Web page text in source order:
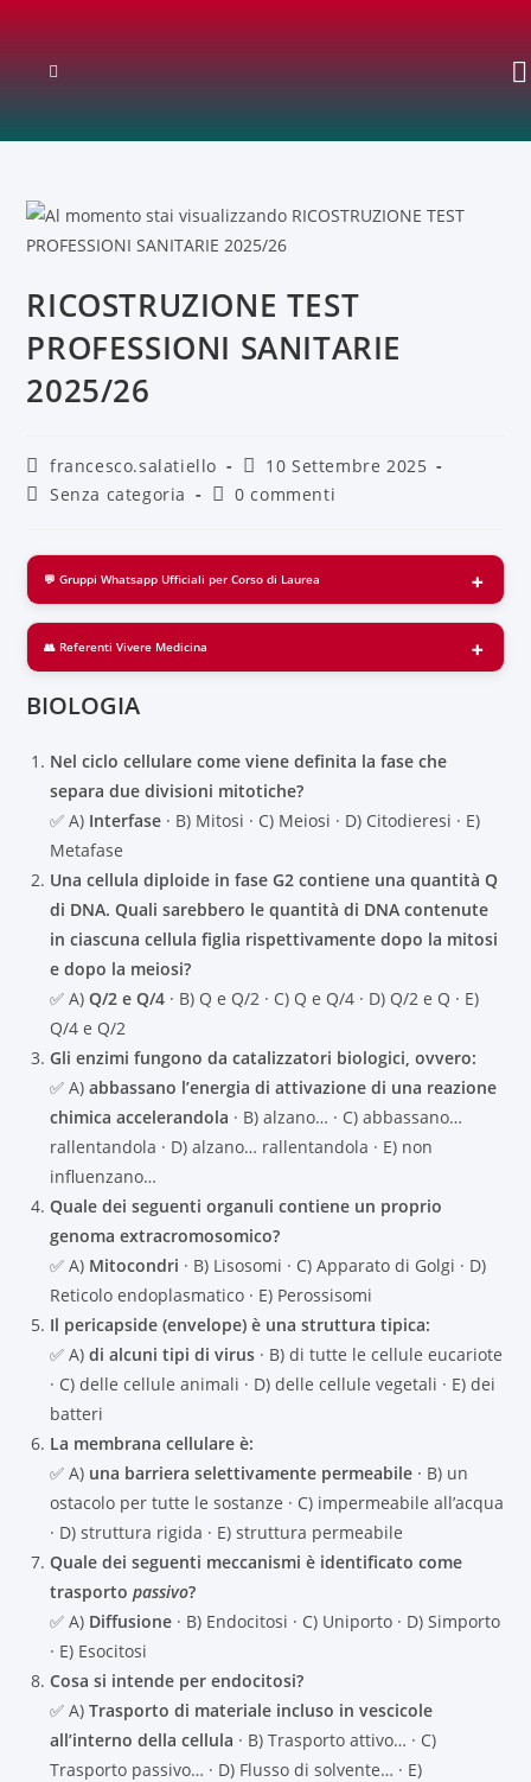
RICOSTRUZIONE TEST
PROFESSIONI SANITARIE
2025/26
francesco.salatiello
10 Settembre 2025
Senza categoria
0 commenti
💬 Gruppi Whatsapp Ufficiali per Corso di Laurea
👥 Referenti Vivere Medicina
BIOLOGIA
Nel ciclo cellulare come viene definita la fase che
separa due divisioni mitotiche?
✅ A) Interfase · B) Mitosi · C) Meiosi · D) Citodieresi · E)
Metafase
Una cellula diploide in fase G2 contiene una quantità Q
di DNA. Quali sarebbero le quantità di DNA contenute
in ciascuna cellula figlia rispettivamente dopo la mitosi
e dopo la meiosi?
✅ A)Q/2 e Q/4 · B) Q e Q/2 · C) Q e Q/4 · D) Q/2 e Q · E)
Q/4 e Q/2
Gli enzimi fungono da catalizzatori biologici, ovvero:
✅ A)abbassano l’energia di attivazione di una reazione
chimica accelerandola · B) alzano… · C) abbassano…
rallentandola · D) alzano… rallentandola · E) non
influenzano…
Quale dei seguenti organuli contiene un proprio
genoma extracromosomico?
✅ A) Mitocondri · B) Lisosomi · C) Apparato di Golgi · D)
Reticolo endoplasmatico · E) Perossisomi
Il pericapside (envelope) è una struttura tipica:
✅ A)di alcuni tipi di virus · B) di tutte le cellule eucariote
· C) delle cellule animali · D) delle cellule vegetali · E) dei
batteri
La membrana cellulare è:
✅ A) una barriera selettivamente permeabile · B) un
ostacolo per tutte le sostanze · C) impermeabile all’acqua
· D) struttura rigida · E) struttura permeabile
Quale dei seguenti meccanismi è identificato come
trasportopassivo?
✅ A) Diffusione · B) Endocitosi · C) Uniporto · D) Simporto
· E) Esocitosi
Cosa si intende per endocitosi?
✅ A)Trasporto di materiale incluso in vescicole
all’interno della cellula · B) Trasporto attivo… · C)
Trasporto passivo… · D) Flusso di solvente… · E)